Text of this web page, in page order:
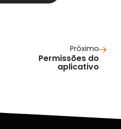
Próximo
Permissões do
aplicativo